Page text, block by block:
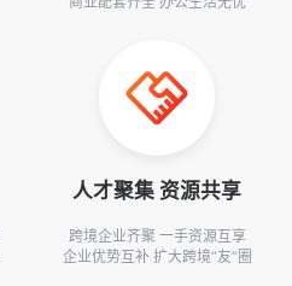
人才聚集 资源共享
跨境企业齐聚 一手资源互享
企业优势互补 扩大跨境“友”圈